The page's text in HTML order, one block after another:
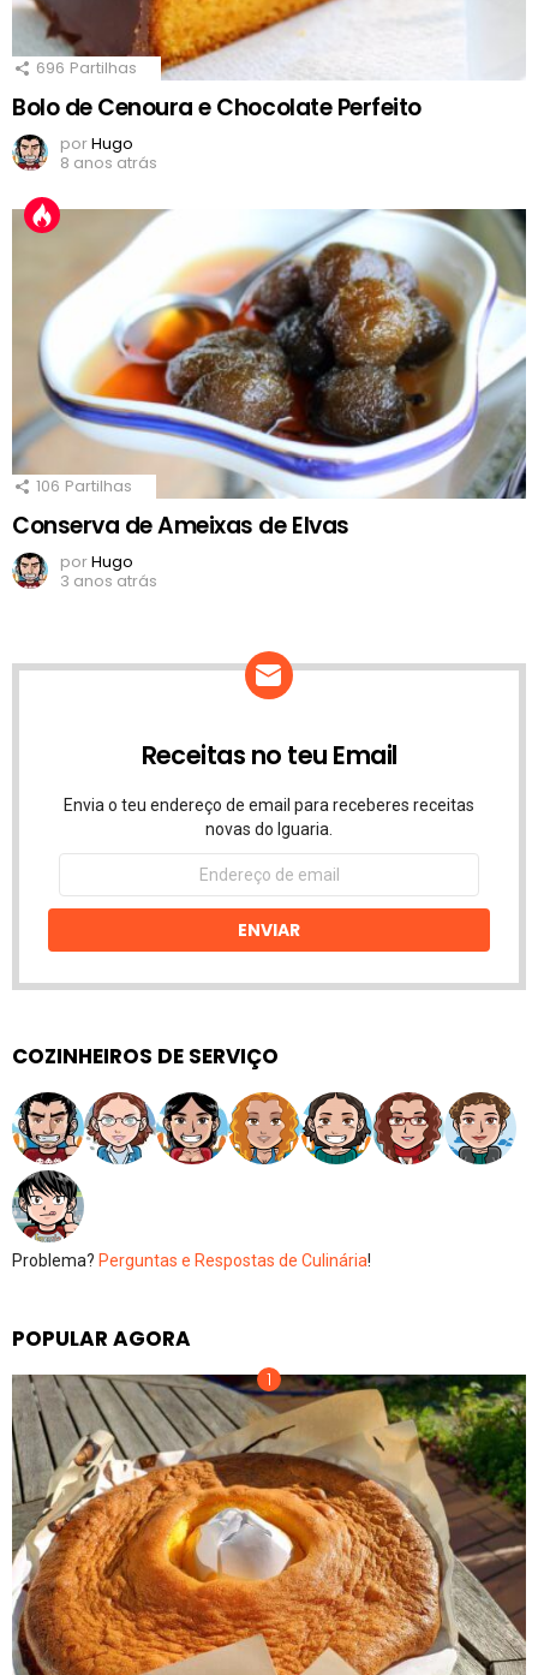
696 Partilhas
Bolo de Cenoura e Chocolate Perfeito
porHugo
8 anos atrás
106 Partilhas
Conserva de Ameixas de Elvas
porHugo
3 anos atrás
Receitas no teu Email
Envia o teu endereço de email para receberes receitas
novas do Iguaria.
Endereço
email
ENVIAR
COZINHEIROS DE SERVIÇO
Problema? Perguntas e Respostas de Culinária!
POPULAR AGORA